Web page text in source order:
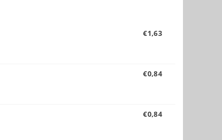
€1,63
€0,84
€0,84